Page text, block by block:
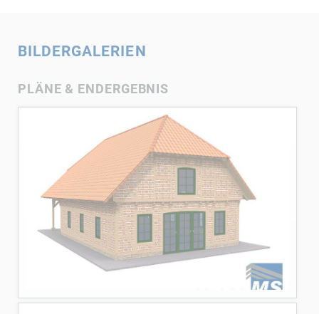
BILDERGALERIEN
PLÄNE & ENDERGEBNIS